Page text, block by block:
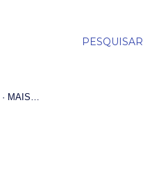
PESQUISAR
MAIS…